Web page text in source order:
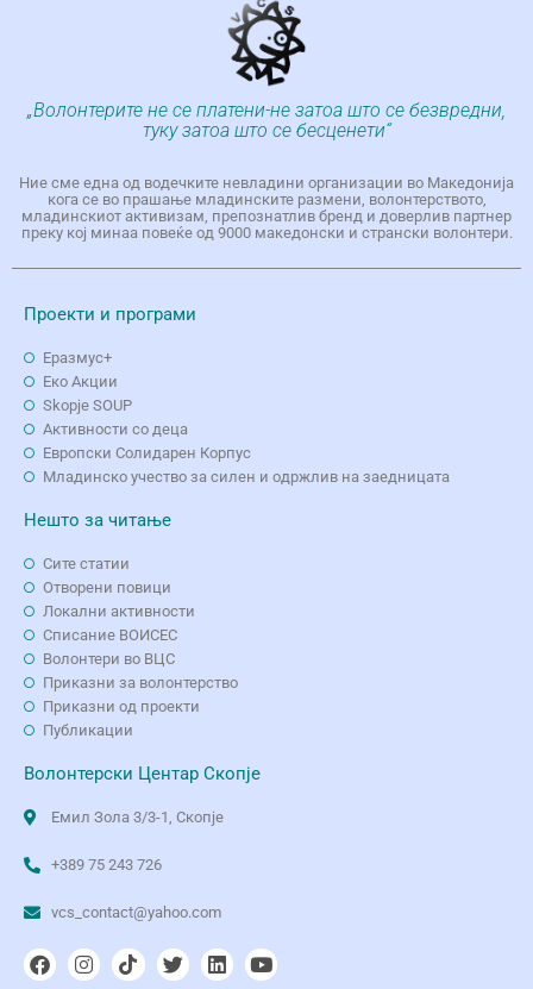
„Волонтерите не се платени-не затоа што се безвредни,
туку затоа што се бесценети“
Ние сме една од водечките невладини организации во Македонија
кога се во прашање младинските размени, волонтерството,
младинскиот активизам, препознатлив бренд и доверлив партнер
преку кој минаа повеќе од 9000 македонски и странски волонтери.
Проекти и програми
Еразмус+
Еко Aкции
Skopje SOUP
Активности со деца
Европски Солидарен Корпус
Младинско учество за силен и одржлив на заедницата
Нешто за читање
Сите статии
Отворени повици
Локални активности
Списание ВОИСЕС
Волонтери во ВЦС
Приказни за волонтерство
Приказни од проекти
Публикации
Волонтерски Центар Скопје
Емил Зола 3/3-1, Скопје
+389 75 243 726
vcs_contact@yahoo.com